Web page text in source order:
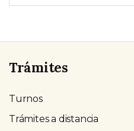
Trámites
Turnos
Trámites a distancia